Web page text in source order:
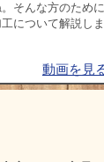
そんな方のため
について解説しま
動画を見